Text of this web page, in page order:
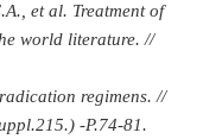
et al. Treatment of
world literature. //
regimens. //
-P.74-81.